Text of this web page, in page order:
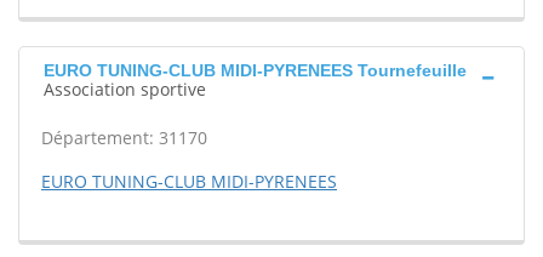
EURO TUNING-CLUB MIDI-PYRENEES Tournefeuille
Association sportive
Département: 31170
EURO TUNING-CLUB MIDI-PYRENEES